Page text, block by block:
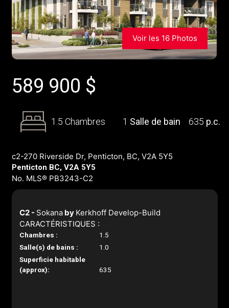
Voir les 16 Photos
589 900 $
1.5 Chambres 1 Salle de bain 635 p.c.
c2-270 Riverside Dr, Penticton, BC, V2A 5Y5
Penticton BC, V2A 5Y5
No. MLS® PB3243-C2
C2 - Sokanaby Kerkhoff Develop-Build
CARACTÉRISTIQUES :
Chambres :
1.5
Salle(s) de bains :
1.0
Superficie habitable
(approx):
635